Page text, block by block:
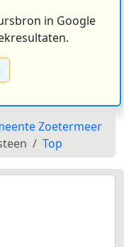
in Google
Zoetermeer
Top